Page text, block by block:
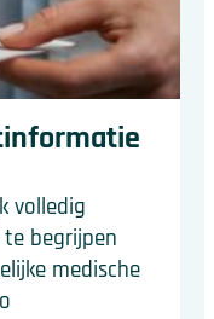
volledig
begrijpen
medische